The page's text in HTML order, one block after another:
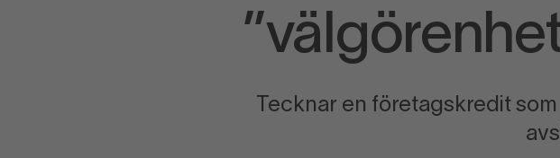
Tecknar en företagskredit